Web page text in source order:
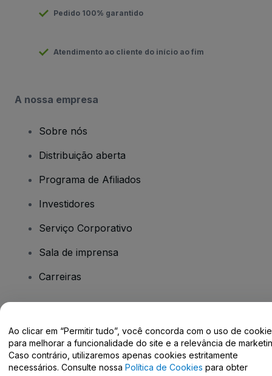
Pedido 100% garantido
Atendimento ao cliente do início ao fim
A nossa empresa
Sobre nós
Distribuição aberta
Programa de Afiliados
Investidores
Serviço Corporativo
Sala de imprensa
Carreiras
Centro de Ajuda / Fale Conosco
Ao clicar em “Permitir tudo”, você concorda com o uso de
para melhorar a funcionalidade do site e a relevância de
Caso contrário, utilizaremos apenas cookies estritamente
necessários. Consulte nossa Política de Cookies para obter